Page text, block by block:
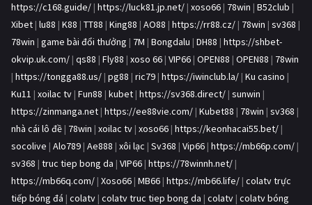
https://c168.guide/ | https://luck81.jp.net/ | xoso66 | 78win | B52club |
Xibet | lu88 | K88 | TT88 | King88 | AO88 | https://rr88.cz/ | 78win | sv368 |
78win | game bài đổi thưởng | 7M | Bongdalu | DH88 | https://shbet-
okvip.uk.com/ | qs88 | Fly88 | xoso 66 | VIP66 | OPEN88 | OPEN88 | 78win
| https://tongga88.us/ | pg88 | ric79 | https://iwinclub.la/ | Ku casino |
Ku11 | xoilac tv | Fun88 | kubet | https://sv368.direct/ | sunwin |
https://zinmanga.net | https://ee88vie.com/ | Kubet88 | 78win | sv368 |
nhà cái lô đề | 78win | xoilac tv | xoso66 | https://keonhacai55.bet/ |
socolive | Alo789 | Ae888 | xôi lạc | Sv368 | Vip66 | https://mb66p.com/ |
sv368 | truc tiep bong da | VIP66 | https://78winnh.net/ |
https://mb66q.com/ | Xoso66 | MB66 | https://mb66.life/ | colatv trực
tiếp bóng đá | colatv | colatv truc tiep bong da | colatv | colatv bóng